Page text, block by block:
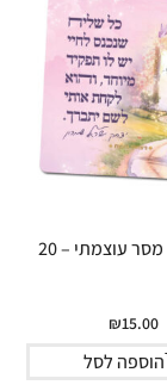
עוצמתי – 20
₪15.00
הוספה לסל